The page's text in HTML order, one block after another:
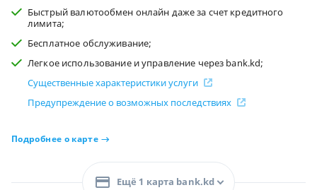
Быстрый валютообмен онлайн даже за счет кредитного
лимита;
Бесплатное обслуживание;
Легкое использование и управление через bank.kd;
Существенные характеристики услуги
Предупреждение о возможных последствиях
Подробнее о карте
Ещё 1 карта bank.kd